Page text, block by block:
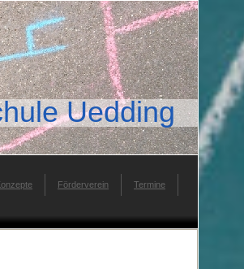
Uedding
Förderverein Termine